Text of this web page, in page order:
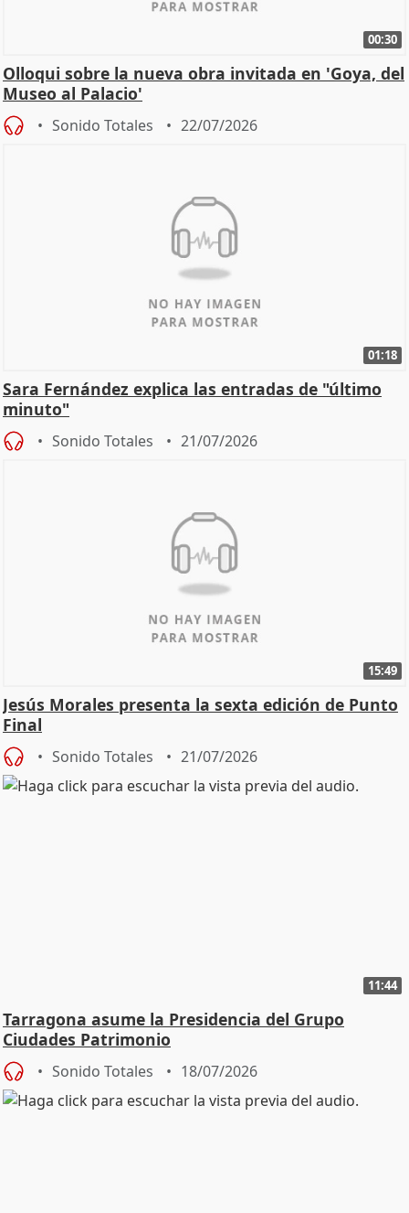
00:30
Olloqui sobre la nueva obra invitada en 'Goya, del
Museo al Palacio'
Sonido Totales 22/07/2026
01:18
Sara Fernández explica las entradas de "último
minuto"
Sonido Totales 21/07/2026
15:49
Jesús Morales presenta la sexta edición de Punto
Final
Sonido Totales 21/07/2026
11:44
Tarragona asume la Presidencia del Grupo
Ciudades Patrimonio
Sonido Totales 18/07/2026